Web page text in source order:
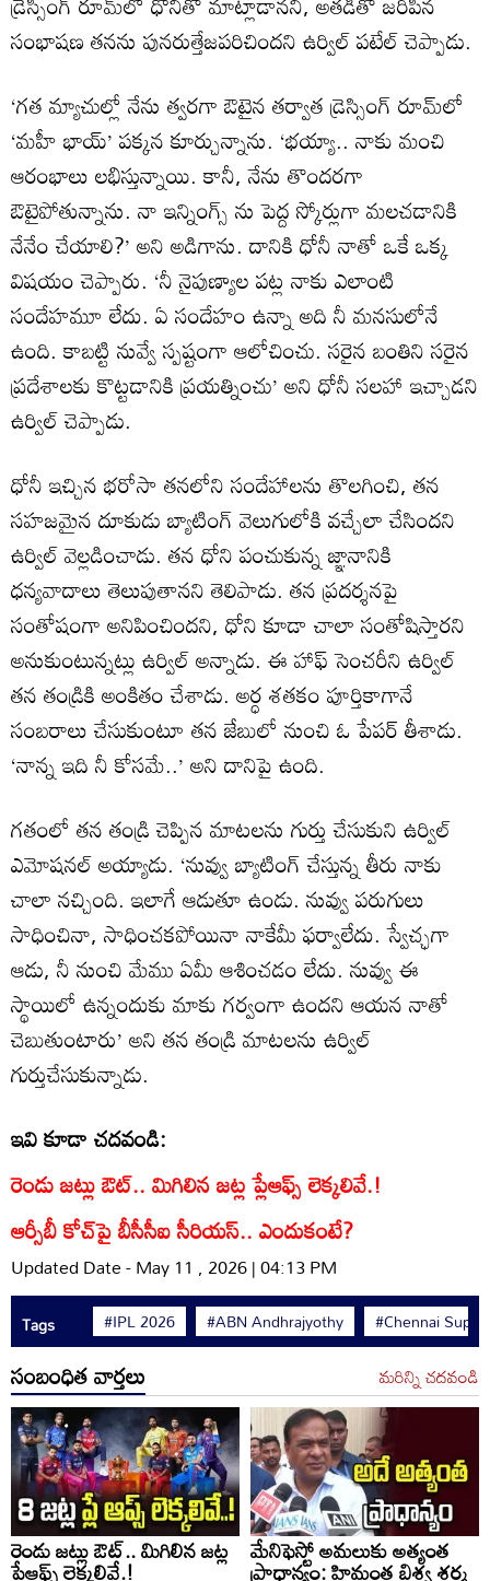
సంభాషణ తనను పునరుత్తేజపరిచిందని ఉర్విల్ పటేల్ చెప్పాడు.
‘గత మ్యాచుల్లో నేను త్వరగా ఔటైన తర్వాత డ్రెస్సింగ్ రూమ్‌లో
‘మహీ భాయ్’ పక్కన కూర్చున్నాను. ‘భయ్యా.. నాకు మంచి
ఆరంభాలు లభిస్తున్నాయి. కానీ, నేను తొందరగా
ఔటైపోతున్నాను. నా ఇన్నింగ్స్ ను పెద్ద స్కోర్లుగా మలచడానికి
నేనేం చేయాలి?’ అని అడిగాను. దానికి ధోనీ నాతో ఒకే ఒక్క
విషయం చెప్పారు. ‘నీ నైపుణ్యాల పట్ల నాకు ఎలాంటి
సందేహమూ లేదు. ఏ సందేహం ఉన్నా అది నీ మనసులోనే
ఉంది. కాబట్టి నువ్వే స్పష్టంగా ఆలోచించు. సరైన బంతిని సరైన
ప్రదేశాలకు కొట్టడానికి ప్రయత్నించు’ అని ధోనీ సలహా ఇచ్చాడని
ఉర్విల్ చెప్పాడు.
ధోనీ ఇచ్చిన భరోసా తనలోని సందేహాలను తొలగించి, తన
సహజమైన దూకుడు బ్యాటింగ్ వెలుగులోకి వచ్చేలా చేసిందని
ఉర్విల్ వెల్లడించాడు. తన ధోని పంచుకున్న జ్ఞానానికి
ధన్యవాదాలు తెలుపుతానని తెలిపాడు. తన ప్రదర్శనపై
సంతోషంగా అనిపించిందని, ధోని కూడా చాలా సంతోషిస్తారని
అనుకుంటున్నట్లు ఉర్విల్ అన్నాడు. ఈ హాఫ్ సెంచరీని ఉర్విల్
తన తండ్రికి అంకితం చేశాడు. అర్ధ శతకం పూర్తికాగానే
సంబరాలు చేసుకుంటూ తన జేబులో నుంచి ఓ పేపర్ తీశాడు.
‘నాన్న ఇది నీ కోసమే..’ అని దానిపై ఉంది.
గతంలో తన తండ్రి చెప్పిన మాటలను గుర్తు చేసుకుని ఉర్విల్
ఎమోషనల్ అయ్యాడు. ‘నువ్వు బ్యాటింగ్ చేస్తున్న తీరు నాకు
చాలా నచ్చింది. ఇలాగే ఆడుతూ ఉండు. నువ్వు పరుగులు
సాధించినా, సాధించకపోయినా నాకేమీ ఫర్వాలేదు. స్వేచ్ఛగా
ఆడు, నీ నుంచి మేము ఏమీ ఆశించడం లేదు. నువ్వు ఈ
స్థాయిలో ఉన్నందుకు మాకు గర్వంగా ఉందని ఆయన నాతో
చెబుతుంటారు’ అని తన తండ్రి మాటలను ఉర్విల్
గుర్తుచేసుకున్నాడు.
ఇవి కూడా చదవండి:
రెండు జట్లు ఔట్.. మిగిలిన జట్ల ప్లేఆఫ్స్ లెక్కలివే.!
ఆర్సీబీ కోచ్‌పై బీసీసీఐ సీరియస్.. ఎందుకంటే?
Updated Date - May 11 , 2026 | 04:13 PM
Tags #IPL 2026 #ABN Andhrajyothy #Chennai
సంబంధిత వార్తలు మరిన్ని చదవండి
రెండు జట్లు ఔట్.. మిగిలిన జట్ల
ప్లేఆఫ్స్ లెక్కలివే.!
మేనిఫెస్టో అమలుకు అత్యంత
ప్రాధాన్యం: హిమంత బిశ్వ శర్మ